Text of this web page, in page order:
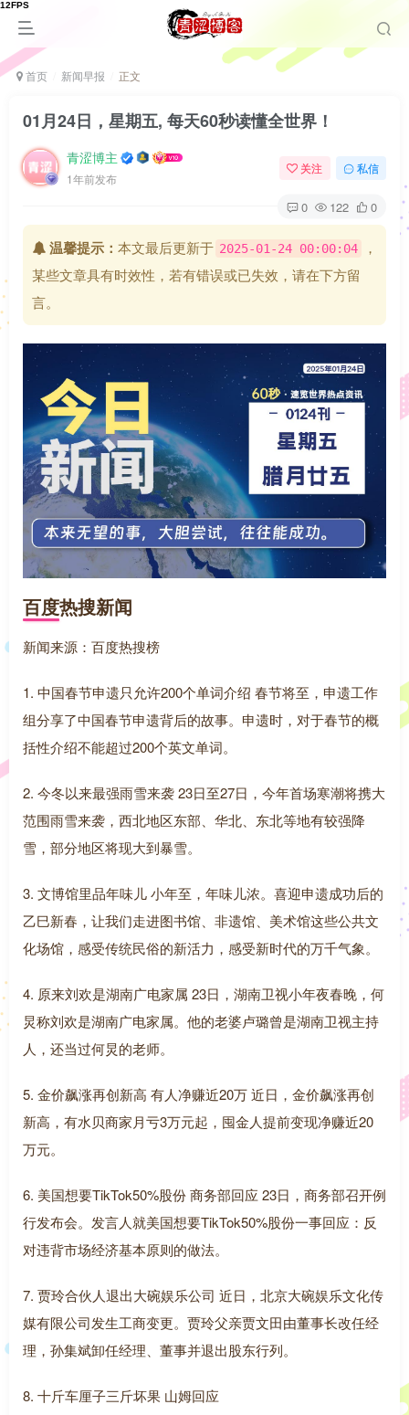
首页 新闻早报 正文
01月24日，星期五, 每天60秒读懂全世界！
青涩博主
1年前发布
关注 私信
0 122 0
温馨提示： 本文最后更新于 2025-01-24 00:00:04
，
某些文章具有时效性，若有错误或已失效，请在下方留
言。
百度热搜新闻
新闻来源：百度热搜榜
1. 中国春节申遗只允许200个单词介绍 春节将至，申遗工作
组分享了中国春节申遗背后的故事。申遗时，对于春节的概
括性介绍不能超过200个英文单词。
2. 今冬以来最强雨雪来袭 23日至27日，今年首场寒潮将携大
范围雨雪来袭，西北地区东部、华北、东北等地有较强降
雪，部分地区将现大到暴雪。
3. 文博馆里品年味儿 小年至，年味儿浓。喜迎申遗成功后的
乙巳新春，让我们走进图书馆、非遗馆、美术馆这些公共文
化场馆，感受传统民俗的新活力，感受新时代的万千气象。
4. 原来刘欢是湖南广电家属 23日，湖南卫视小年夜春晚，何
炅称刘欢是湖南广电家属。他的老婆卢璐曾是湖南卫视主持
人，还当过何炅的老师。
5. 金价飙涨再创新高 有人净赚近20万 近日，金价飙涨再创
新高，有水贝商家月亏3万元起，囤金人提前变现净赚近20
万元。
6. 美国想要TikTok50%股份 商务部回应 23日，商务部召开例
行发布会。发言人就美国想要TikTok50%股份一事回应：反
对违背市场经济基本原则的做法。
7. 贾玲合伙人退出大碗娱乐公司 近日，北京大碗娱乐文化传
媒有限公司发生工商变更。贾玲父亲贾文田由董事长改任经
理，孙集斌卸任经理、董事并退出股东行列。
8. 十斤车厘子三斤坏果 山姆回应